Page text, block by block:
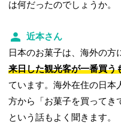
は何だったのでしょうか。
近本さん
日本のお菓子は、海外の方
来日した観光客が一番買う
ています。海外在住の日本
方から「お菓子を買ってき
という話もよく聞きます。